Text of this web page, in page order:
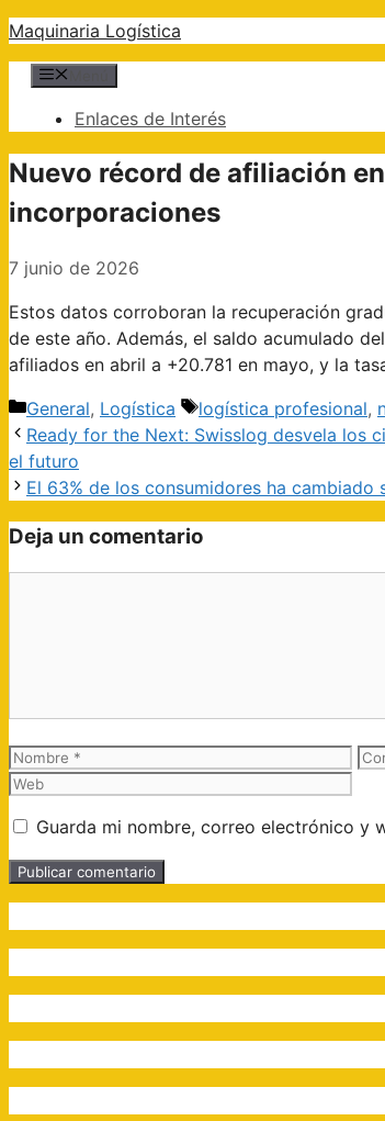
Saltar
al
contenido
Maquinaria Logística
Enlaces de Interés
Nuevo récord de afiliación
incorporaciones
7 junio de 2026
Estos datos corroboran la recuperación
de este año. Además, el saldo acumulado
afiliados en abril a +20.781 en mayo, y la
Categorías
General, Logística Etiquetas
logística profesional,
Navegación
de
entradas
Ready for the Next: Swisslog desvela los
el futuro
El 63% de los consumidores ha
Deja un comentario
Nombre
Guarda mi nombre, correo electrónico y